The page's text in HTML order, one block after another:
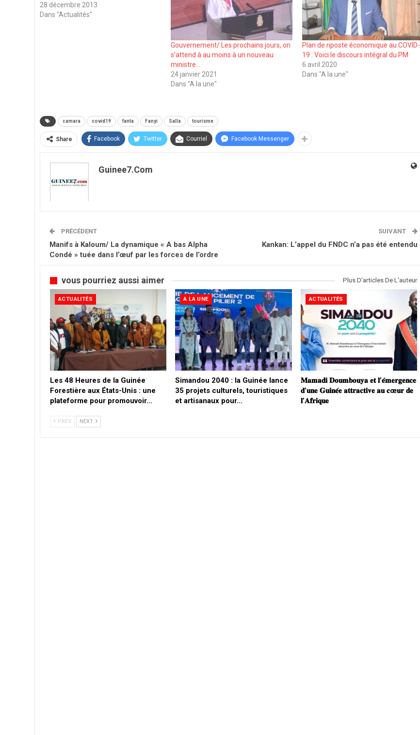
28 décembre 2013
Dans "Actualités"
Gouvernement/ Les prochains jours, on
s’attend à au moins à un nouveau
ministre…
24 janvier 2021
Dans "A la une"
Plan de riposte économique au COVID-
19 : Voici le discours intégral du PM
6 avril 2020
Dans "A la une"
camara covid19 fanta Fanyi Salla tourisme
Share Facebook Twitter Courriel Facebook Messenger
Guinee7.com
PRÉCÉDENT
Manifs à Kaloum/ La dynamique « A bas Alpha
Condé » tuée dans l’œuf par les forces de l’ordre
SUIVANT
Kankan: L’appel du FNDC n’a pas été entendu
vous pourriez aussi aimer Plus D'articles De L'auteur
ACTUALITÉS
Les 48 Heures de la Guinée
Forestière aux États-Unis : une
plateforme pour promouvoir…
A LA UNE
Simandou 2040 : la Guinée lance
35 projets culturels, touristiques
et artisanaux pour…
ACTUALITÉS
𝐌𝐚𝐦𝐚𝐝𝐢 𝐃𝐨𝐮𝐦𝐛𝐨𝐮𝐲𝐚 𝐞𝐭 𝐥’𝐞́𝐦𝐞𝐫𝐠𝐞𝐧𝐜𝐞
𝐝’𝐮𝐧𝐞 𝐆𝐮𝐢𝐧𝐞́𝐞 𝐚𝐭𝐭𝐫𝐚𝐜𝐭𝐢𝐯𝐞 𝐚𝐮 𝐜œ𝐮𝐫 𝐝𝐞
𝐥’𝐀𝐟𝐫𝐢𝐪𝐮𝐞
PREV NEXT